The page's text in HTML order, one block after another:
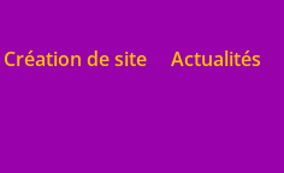
Création de site Actualités